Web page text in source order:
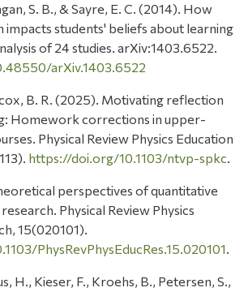
S. B., & Sayre, E. C. (2014). How
impacts students' beliefs about learning
of 24 studies. arXiv:1403.6522.
arXiv.1403.6522
B. R. (2025). Motivating reflection
Homework corrections in upper-
Physical Review Physics Education
https://doi.org/10.1103/ntvp-spkc.
perspectives of quantitative
Physical Review Physics
15(020101).
PhysRevPhysEducRes.15.020101.
H., Kieser, F., Kroehs, B., Petersen, S.,